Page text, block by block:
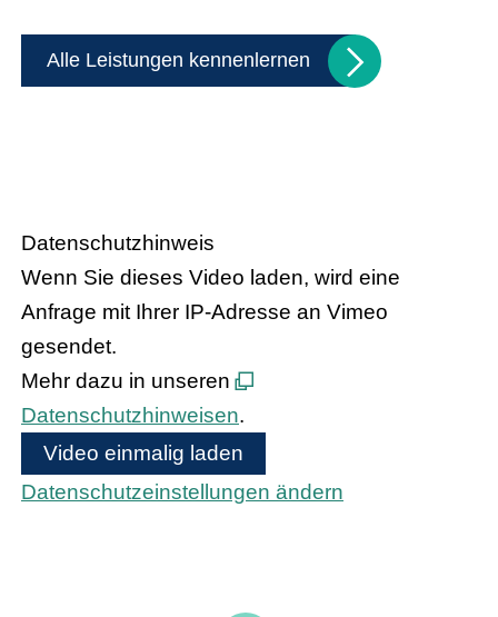
Alle Leistungen kennenlernen
Datenschutzhinweis
Wenn Sie dieses Video laden, wird eine
Anfrage mit Ihrer IP-Adresse an Vimeo
gesendet.
Mehr dazu in unseren
Datenschutzhinweisen.
Video einmalig laden
Datenschutzeinstellungen ändern